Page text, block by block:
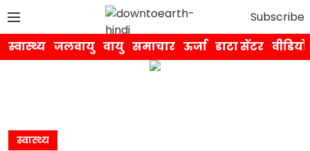
Subscribe
स्वास्थ्य जलवायु वायु समाचार ऊर्जा डाटा सेंटर वीडियो
स्वास्थ्य